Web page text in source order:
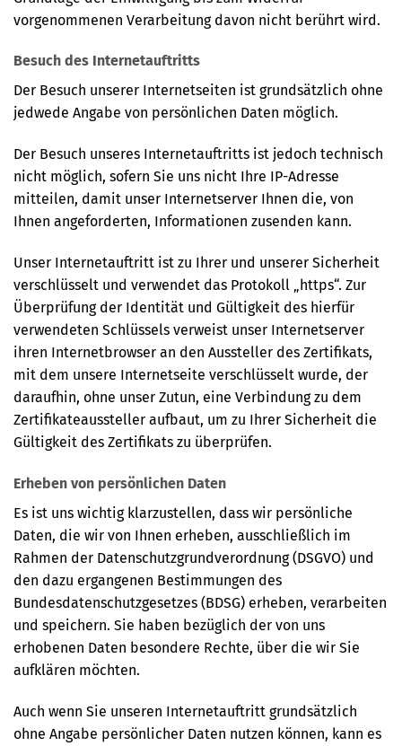
vorgenommenen Verarbeitung davon nicht berührt wird.
Besuch des Internetauftritts
Der Besuch unserer Internetseiten ist grundsätzlich ohne
jedwede Angabe von persönlichen Daten möglich.
Der Besuch unseres Internetauftritts ist jedoch technisch
nicht möglich, sofern Sie uns nicht Ihre IP-Adresse
mitteilen, damit unser Internetserver Ihnen die, von
Ihnen angeforderten, Informationen zusenden kann.
Unser Internetauftritt ist zu Ihrer und unserer Sicherheit
verschlüsselt und verwendet das Protokoll „https“. Zur
Überprüfung der Identität und Gültigkeit des hierfür
verwendeten Schlüssels verweist unser Internetserver
ihren Internetbrowser an den Aussteller des Zertifikats,
mit dem unsere Internetseite verschlüsselt wurde, der
daraufhin, ohne unser Zutun, eine Verbindung zu dem
Zertifikateaussteller aufbaut, um zu Ihrer Sicherheit die
Gültigkeit des Zertifikats zu überprüfen.
Erheben von persönlichen Daten
Es ist uns wichtig klarzustellen, dass wir persönliche
Daten, die wir von Ihnen erheben, ausschließlich im
Rahmen der Datenschutzgrundverordnung (DSGVO) und
den dazu ergangenen Bestimmungen des
Bundesdatenschutzgesetzes (BDSG) erheben, verarbeiten
und speichern. Sie haben bezüglich der von uns
erhobenen Daten besondere Rechte, über die wir Sie
aufklären möchten.
Auch wenn Sie unseren Internetauftritt grundsätzlich
ohne Angabe persönlicher Daten nutzen können, kann es